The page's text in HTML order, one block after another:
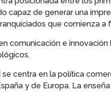
capaz de generar una
que comienza a
comunicación e
centra en la política
y de Europa. La